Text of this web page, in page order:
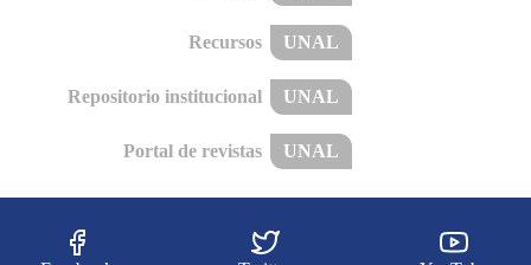
Recursos UNAL
Repositorio institucional UNAL
Portal de revistas UNAL